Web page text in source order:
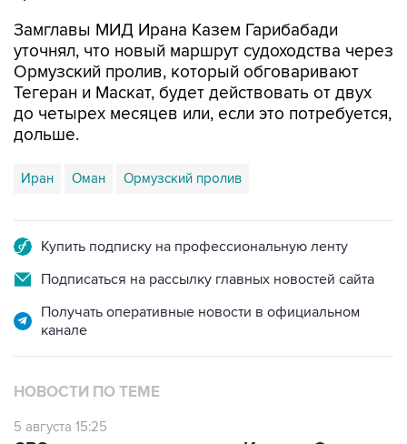
Замглавы МИД Ирана Казем Гарибабади
уточнял, что новый маршрут судоходства через
Ормузский пролив, который обговаривают
Тегеран и Маскат, будет действовать от двух
до четырех месяцев или, если это потребуется,
дольше.
Иран Оман Ормузский пролив
Купить подписку на профессиональную ленту
Подписаться на рассылку главных новостей сайта
Получать оперативные новости в официальном
канале
НОВОСТИ ПО ТЕМЕ
5 августа 15:25